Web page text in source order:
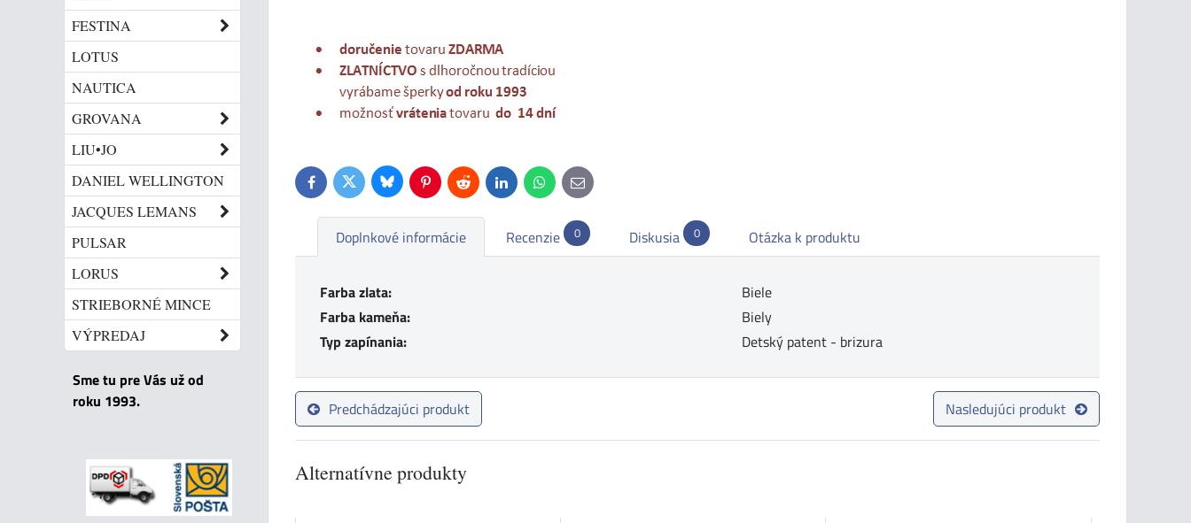
FacebookTwitterBlueskyPinterestReddit LinkedInWhatsApp
E-
mail
Doplnkové informácie Recenzie 0 Diskusia 0 Otázka k produktu
Farba zlata:
Biele
Farba kameňa:
Biely
Typ zapínania:
Detský patent - brizura
Predchádzajúci produkt Nasledujúci produkt
Alternatívne produkty
FESTINA
LOTUS
NAUTICA
GROVANA
LIU•JO
DANIEL WELLINGTON
JACQUES LEMANS
PULSAR
LORUS
STRIEBORNÉ MINCE
VÝPREDAJ
Sme tu pre Vás už od
roku 1993.